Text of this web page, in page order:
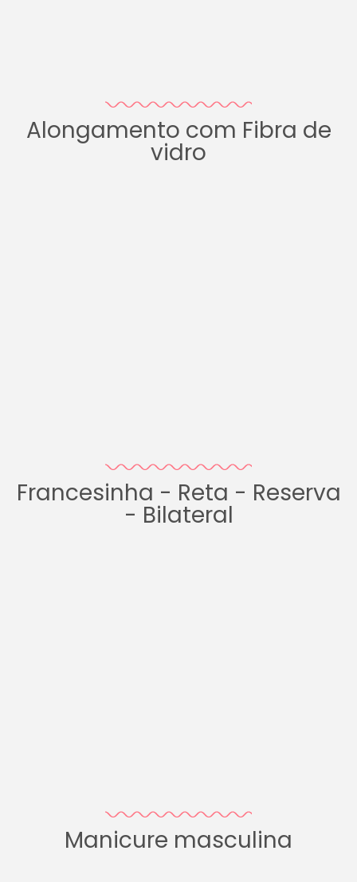
Alongamento com Fibra de
vidro
Francesinha - Reta - Reserva
- Bilateral
Manicure masculina